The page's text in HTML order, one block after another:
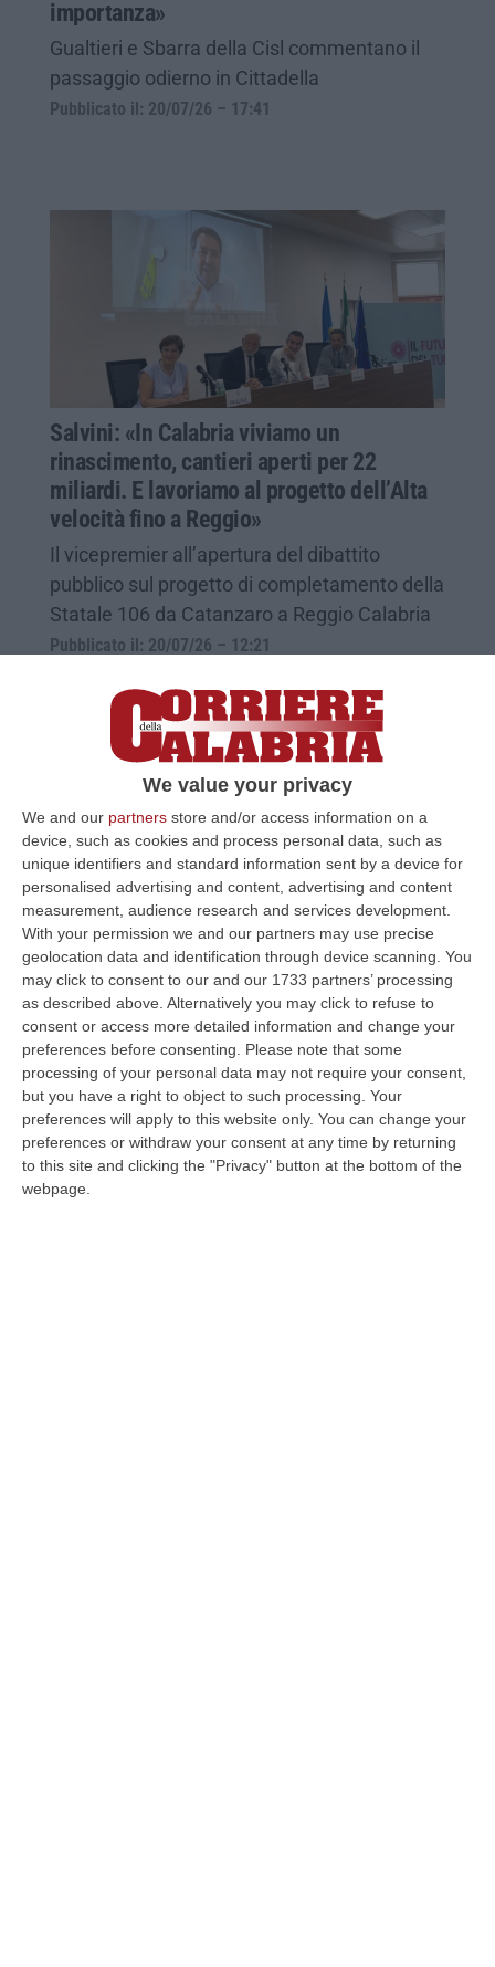
We value your privacy
We and our partners store and/or access information on a
device, such as cookies and process personal data, such as
unique identifiers and standard information sent by a device for
personalised advertising and content, advertising and content
measurement, audience research and services development.
With your permission we and our partners may use precise
geolocation data and identification through device scanning. You
may click to consent to our and our 1733 partners’ processing
as described above. Alternatively you may click to refuse to
consent or access more detailed information and change your
preferences before consenting.
Please note that some
processing of your personal data may not require your consent,
but you have a right to object to such processing. Your
preferences will apply to this website only. You can change your
preferences or withdraw your consent at any time by returning
to this site and clicking the "Privacy" button at the bottom of the
webpage.
importanza»
Gualtieri e Sbarra della Cisl commentano il
passaggio odierno in Cittadella
Pubblicato il: 20/07/26 – 17:41
Salvini: «In Calabria viviamo un
rinascimento, cantieri aperti per 22
miliardi. E lavoriamo al progetto dell’Alta
velocità fino a Reggio»
Il vicepremier all’apertura del dibattito
pubblico sul progetto di completamento della
Statale 106 da Catanzaro a Reggio Calabria
Pubblicato il: 20/07/26 – 12:21
Incidente mortale sulla Statale 106, un
morto e due feriti a Sellia Marina
Coinvolti due veicoli, una Fiat Panda e una
Fiat 500. I Vigili del Fuoco hanno estratto la
vittima dall’abitacolo, deceduta poi in
ospedale
Pubblicato il: 19/07/26 – 8:55